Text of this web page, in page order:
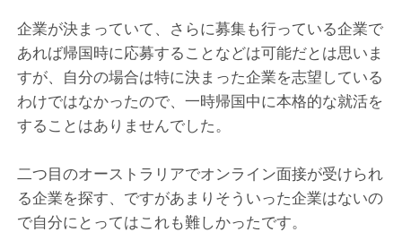
企業が決まっていて、さらに募集も行っている企業で
あれば帰国時に応募することなどは可能だとは思いま
すが、自分の場合は特に決まった企業を志望している
わけではなかったので、一時帰国中に本格的な就活を
することはありませんでした。
二つ目のオーストラリアでオンライン面接が受けられ
る企業を探す、ですがあまりそういった企業はないの
で自分にとってはこれも難しかったです。